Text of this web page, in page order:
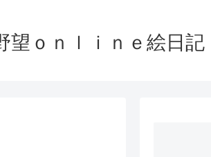
ｏｎｌｉｎｅ絵日記